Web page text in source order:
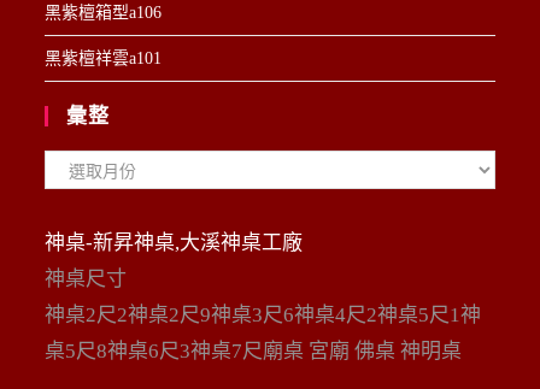
黑紫檀箱型a106
黑紫檀祥雲a101
彙整
神桌-新昇神桌,大溪神桌工廠
神桌尺寸
神桌2尺2神桌2尺9神桌3尺6神桌4尺2神桌5尺1神
桌5尺8神桌6尺3神桌7尺廟桌 宮廟 佛桌 神明桌